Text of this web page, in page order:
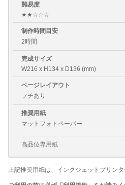
難易度
★★☆☆☆
制作時間目安
2時間
完成サイズ
W216 x H134 x D136 (mm)
ページレイアウト
フチあり
推奨用紙
マットフォトペーパー
高品位専用紙
上記推奨用紙は、インクジェットプリンタ